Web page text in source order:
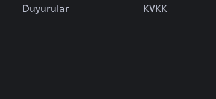
Duyurular
KVKK